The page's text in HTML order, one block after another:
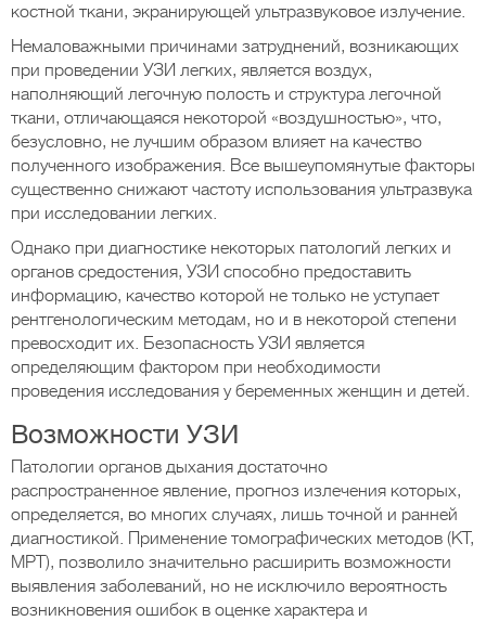
костной ткани, экранирующей ультразвуковое излучение.
Немаловажными причинами затруднений, возникающих
при проведении УЗИ легких, является воздух,
наполняющий легочную полость и структура легочной
ткани, отличающаяся некоторой «воздушностью», что,
безусловно, не лучшим образом влияет на качество
полученного изображения. Все вышеупомянутые факторы
существенно снижают частоту использования ультразвука
при исследовании легких.
Однако при диагностике некоторых патологий легких и
органов средостения, УЗИ способно предоставить
информацию, качество которой не только не уступает
рентгенологическим методам, но и в некоторой степени
превосходит их. Безопасность УЗИ является
определяющим фактором при необходимости
проведения исследования у беременных женщин и детей.
Возможности УЗИ
Патологии органов дыхания достаточно
распространенное явление, прогноз излечения которых,
определяется, во многих случаях, лишь точной и ранней
диагностикой. Применение томографических методов (КТ,
МРТ), позволило значительно расширить возможности
выявления заболеваний, но не исключило вероятность
возникновения ошибок в оценке характера и